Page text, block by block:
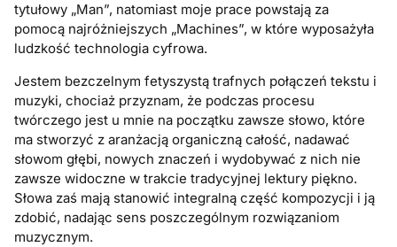
tytułowy „Man”, natomiast moje prace powstają za
pomocą najróżniejszych „Machines”, w które wyposażyła
ludzkość technologia cyfrowa.
Jestem bezczelnym fetyszystą trafnych połączeń tekstu i
muzyki, chociaż przyznam, że podczas procesu
twórczego jest u mnie na początku zawsze słowo, które
ma stworzyć z aranżacją organiczną całość, nadawać
słowom głębi, nowych znaczeń i wydobywać z nich nie
zawsze widoczne w trakcie tradycyjnej lektury piękno.
Słowa zaś mają stanowić integralną część kompozycji i ją
zdobić, nadając sens poszczególnym rozwiązaniom
muzycznym.